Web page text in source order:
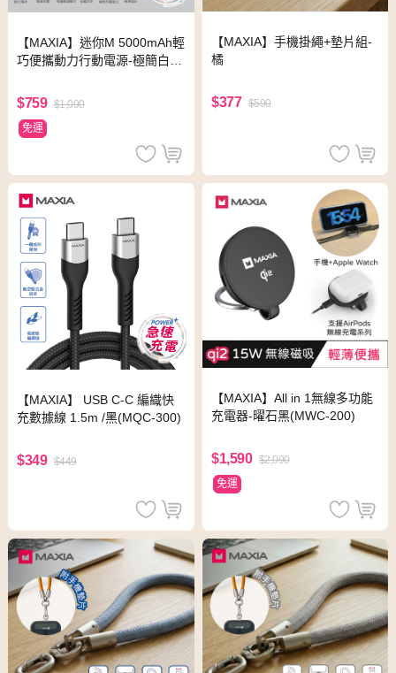
【MAXIA】迷你M 5000mAh輕
巧便攜動力行動電源-極簡白(M
$759 $1,090
免運
【MAXIA】手機掛繩+墊片組-
橘
$377 $590
【MAXIA】 USB C-C 編織快
充數據線 1.5m /黑(MQC-300)
$349 $449
【MAXIA】All in 1無線多功能
充電器-曜石黑(MWC-200)
$1,590 $2,090
免運